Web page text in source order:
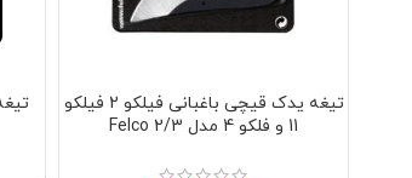
تیغه یدک قیچی باغبانی فیلکو 2 فیلکو
11 و فلکو 4 مدل Felco 2/3